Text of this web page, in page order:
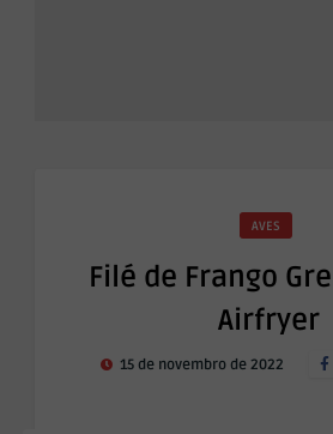
AVES
Filé de Frango
Airfryer
15 de novembro de 2022